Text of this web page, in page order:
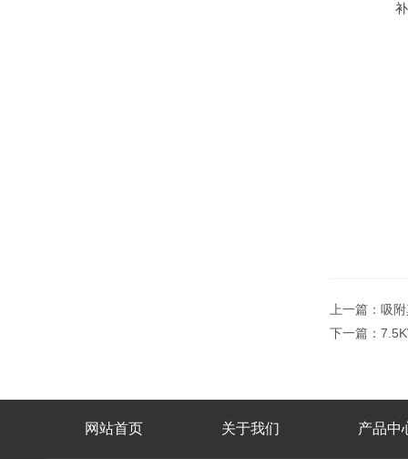
上一篇： 吸
下一篇：
网站首页 关于我们 产品中